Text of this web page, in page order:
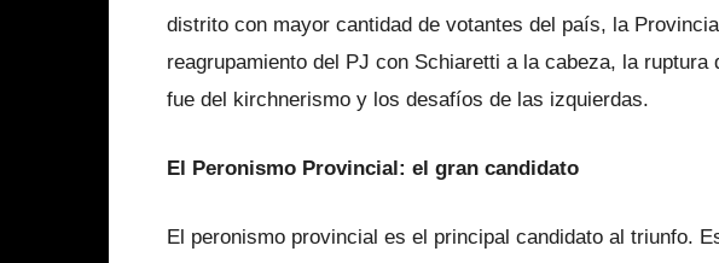
distrito con mayor cantidad de votantes del país, la
reagrupamiento del PJ con Schiaretti a la cabeza, la ruptura
fue del kirchnerismo y los desafíos de las izquierdas.
El Peronismo Provincial: el gran candidato
El peronismo provincial es el principal candidato al triunfo.